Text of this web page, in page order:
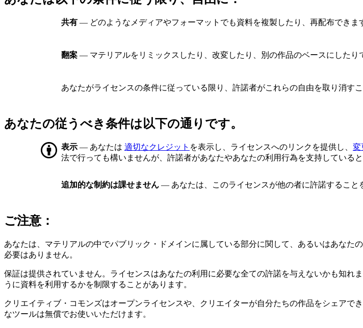
共有 — どのようなメディアやフォーマットでも資料を複製したり、再配布できま
翻案 — マテリアルをリミックスしたり、改変したり、別の作品のベースにしたり
あなたがライセンスの条件に従っている限り、許諾者がこれらの自由を取り消すこ
あなたの従うべき条件は以下の通りです。
表示 — あなたは 適切なクレジット を表示し、ライセンスへのリンクを提供し、 変
法で行っても構いませんが、許諾者があなたやあなたの利用行為を支持している
追加的な制約は課せません — あなたは、このライセンスが他の者に許諾すること
ご注意：
あなたは、マテリアルの中でパブリック・ドメインに属している部分に関して、あるいはあなた
必要はありません。
保証は提供されていません。ライセンスはあなたの利用に必要な全ての許諾を与えないかも知れま
うに資料を利用するかを制限することがあります。
クリエイティブ・コモンズはオープンライセンスや、クリエイターが自分たちの作品をシェア
なツールは無償でお使いいただけます。